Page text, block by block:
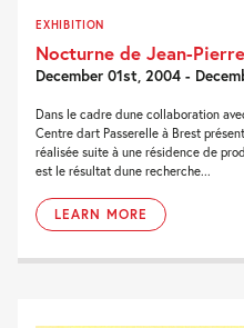
EXHIBITION
Nocturne de Jean-
December 01st, 2004 -
Dans le cadre dune collaboration
Centre dart Passerelle à Brest
réalisée suite à une résidence de
est le résultat dune recherche...
LEARN MORE